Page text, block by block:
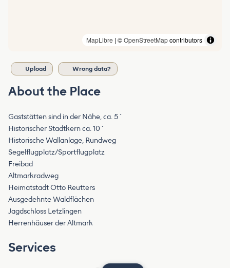
MapLibre | ©OpenStreetMapcontributors
Upload Wrong data?
About the Place
Gaststätten sind in der Nähe, ca. 5´
Historischer Stadtkern ca. 10´
Historische Wallanlage, Rundweg
Segelflugplatz/Sportflugplatz
Freibad
Altmarkradweg
Heimatstadt Otto Reutters
Ausgedehnte Waldflächen
Jagdschloss Letzlingen
Herrenhäuser der Altmark
Services